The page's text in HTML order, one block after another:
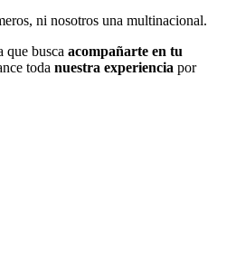
ni nosotros una multinacional.
que busca acompañarte en tu
toda nuestra experiencia por